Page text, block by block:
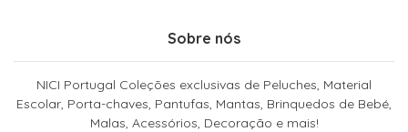
Sobre nós
NICI Portugal Coleções exclusivas de Peluches, Material
Escolar, Porta-chaves, Pantufas, Mantas, Brinquedos de Bebé,
Malas, Acessórios, Decoração e mais!